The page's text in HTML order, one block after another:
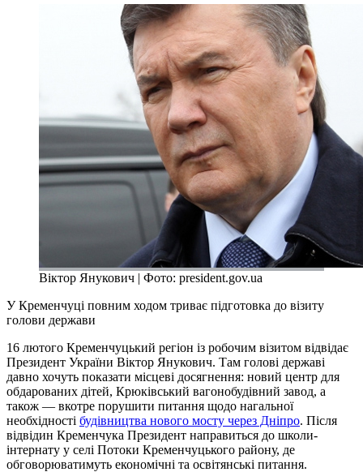
Віктор Янукович | Фото: president.gov.ua
У Кременчуці повним ходом триває підготовка до візиту
голови держави
16 лютого Кременчуцький регіон із робочим візитом відвідає
Президент України Віктор Янукович. Там голові державі
давно хочуть показати місцеві досягнення: новий центр для
обдарованих дітей, Крюківський вагонобудівний завод, а
також — вкотре порушити питання щодо нагальної
необхідності будівництва нового мосту через Дніпро. Після
відвідин Кременчука Президент направиться до школи-
інтернату у селі Потоки Кременчуцького району, де
обговорюватимуть економічні та освітянські питання.